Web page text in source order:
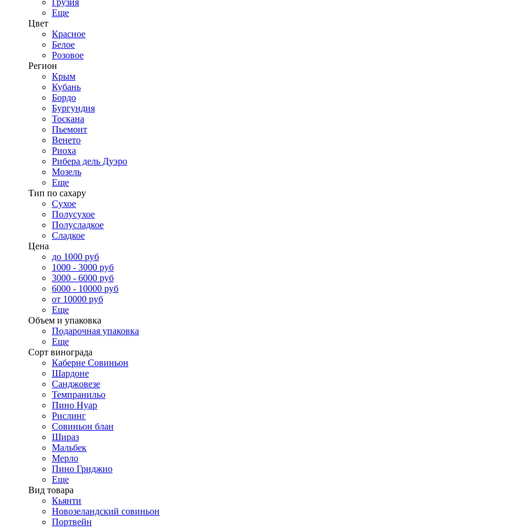
Грузия
Еще
Цвет
Красное
Белое
Розовое
Регион
Крым
Кубань
Бордо
Бургундия
Тоскана
Пьемонт
Венето
Риоха
Рибера дель Дуэро
Мозель
Еще
Тип по сахару
Сухое
Полусухое
Полусладкое
Сладкое
Цена
до 1000 руб
1000 - 3000 руб
3000 - 6000 руб
6000 - 10000 руб
от 10000 руб
Еще
Объем и упаковка
Подарочная упаковка
Еще
Сорт винограда
Каберне Совиньон
Шардоне
Санджовезе
Темпранильо
Пино Нуар
Рислинг
Совиньон блан
Шираз
Мальбек
Мерло
Пино Гриджио
Еще
Вид товара
Кьянти
Новозеландский совиньон
Портвейн